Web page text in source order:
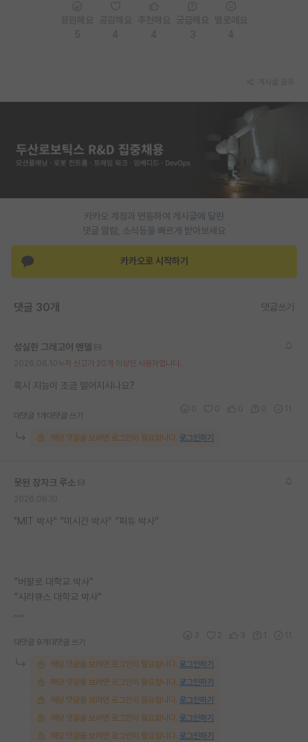
재팬라운지 🌸
카카오 계정과 연동하여 게시글에 달린
댓글 알람, 소식등을 빠르게 받아보세요
카카오로 시작하기
댓글 30개 댓글쓰기
성실한 그레고어 멘델
누적 신고가 20개 이상인 사용자입니다.
혹시 지능이 조금 떨어지시나요?
대댓글 1개 대댓글 쓰기
해당 댓글을 보려면 로그인이 필요합니다. 로그인하기
못된 장자크 루소
"MIT 박사“ ”미시간 박사“ ”퍼듀 박사“
”버팔로 대학교 박사“
”시라큐스 대학교 박사“
대댓글 9개 대댓글 쓰기
해당 댓글을 보려면 로그인이 필요합니다. 로그인하기
해당 댓글을 보려면 로그인이 필요합니다. 로그인하기
해당 댓글을 보려면 로그인이 필요합니다. 로그인하기
해당 댓글을 보려면 로그인이 필요합니다. 로그인하기
해당 댓글을 보려면 로그인이 필요합니다. 로그인하기